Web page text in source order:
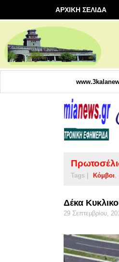
ΑΡΧΙΚΗ ΣΕΛΙΔΑ
Tags | Κόμβοι
Δέκα
29 Σεπτεμβρίου,